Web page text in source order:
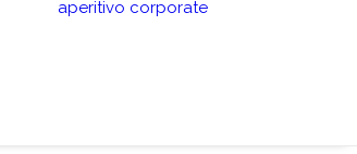
aperitivo corporate